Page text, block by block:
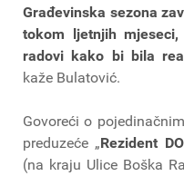
Građevinska sezona
tokom ljetnjih
radovi kako bi bila
kaže Bulatović.
Govoreći o
preduzeće „Rezident
(na kraju Ulice Boška